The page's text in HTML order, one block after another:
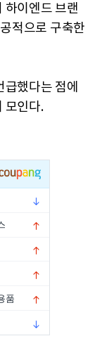
하이엔드 브랜
적으로 구축한
했다는 점에
모인다.